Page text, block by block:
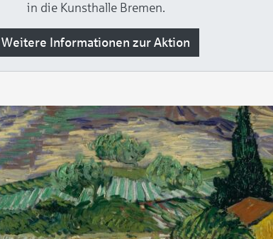
in die Kunsthalle Bremen.
Weitere Informationen zur Aktion